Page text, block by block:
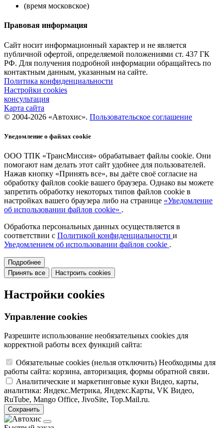
(время московское)
Правовая информация
Сайт носит информационный характер и не является
публичной офертой, определяемой положениями ст. 437 ГК
РФ. Для получения подробной информации обращайтесь по
контактным данным, указанным на сайте.
Политика конфиденциальности
Настройки cookies
консультация
Карта сайта
© 2004-2026 «Автохис». Пользовательское соглашение
Уведомление о файлах cookie
ООО ТПК «ТрансМиссия» обрабатывает файлы cookie. Они
помогают нам делать этот сайт удобнее для пользователей.
Нажав кнопку «Принять все», вы даёте своё согласие на
обработку файлов cookie вашего браузера. Однако вы можете
запретить обработку некоторых типов файлов cookie в
настройках вашего браузера либо на странице «Уведомление
об использовании файлов cookie» .
Обработка персональных данных осуществляется в
соответствии с Политикой конфиденциальности и
Уведомлением об использовании файлов cookie .
Подробнее
Принять все
Настроить cookies
Настройки cookies
Управление cookies
Разрешите использование необязательных cookies для
корректной работы всех функций сайта:
Обязательные cookies (нельзя отключить) Необходимы для
работы сайта: корзина, авторизация, формы обратной связи.
Аналитические и маркетинговые куки Видео, карты,
аналитика: Яндекс.Метрика, Яндекс.Карты, VK Видео,
RuTube, Mango Office, JivoSite, Top.Mail.ru.
Сохранить